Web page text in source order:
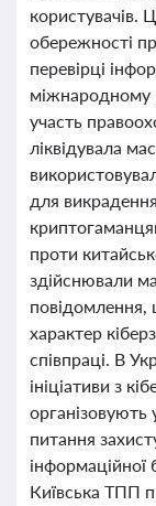
користувачів.
обережності
перевірці
міжнародному
участь
ліквідувала
для
проти
здійснювали
повідомлення,
характер
співпраці. В
ініціативи з
питання
інформаційної
Київська ТПП